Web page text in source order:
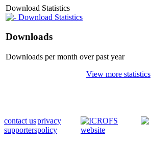
Download Statistics
Download Statistics
Downloads
Downloads per month over past year
View more statistics
contact us
supporters
privacy
policy